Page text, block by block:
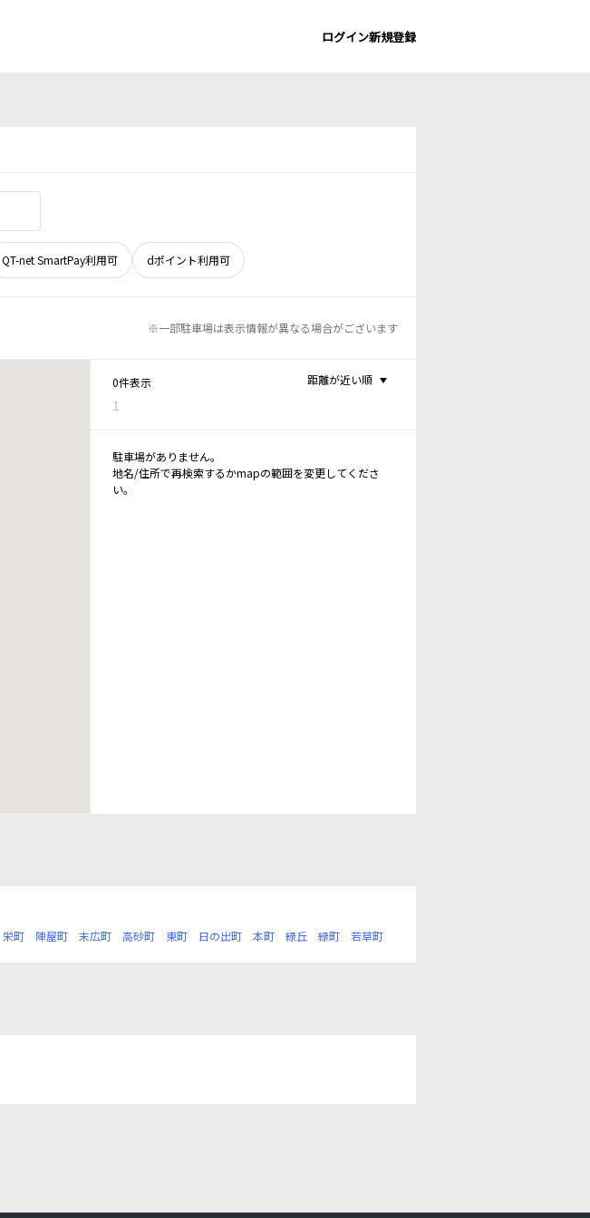
ログイン新規登録
QT-net SmartPay利用可 dポイント利用可
※一部駐車場は表示情報が異なる場合がございます
0件表示
1
距離が近い順
駐車場がありません。
地名/住所で再検索するかmapの範囲を変更してくださ
い。
栄町 陣屋町 末広町 高砂町 東町 日の出町 本町 緑丘 緑町 若草町